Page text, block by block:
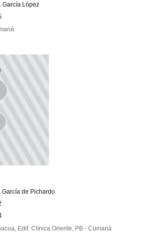
García López
García de Pichardo
Edif. Clínica Oriente, PB - Cumaná